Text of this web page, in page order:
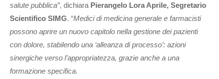
salute pubblica”, dichiara Pierangelo Lora Aprile, Segretario
Scientifico SIMG. “Medici di medicina generale e farmacisti
possono aprire un nuovo capitolo nella gestione dei pazienti
con dolore, stabilendo una ‘alleanza di processo’: azioni
sinergiche verso l’appropriatezza, grazie anche a una
formazione specifica.